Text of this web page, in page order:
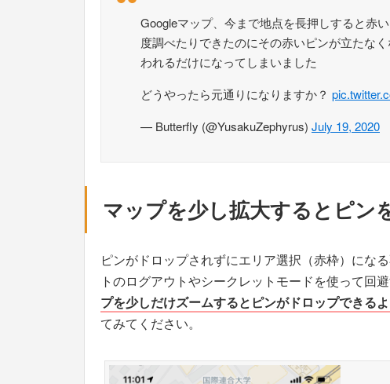
Googleマップ、今まで地点を長押しすると赤
度調べたりできたのにその赤いピンが立たな
われるだけになってしまいました
どうやったら元通りになりますか？
— Butterfly (@YusakuZephyrus) July 19, 2020
マップを少し拡大するとピン
ピンがドロップされずにエリア選択（赤枠）にな
トのログアウトやシークレットモードを使って回
プを少しだけズームするとピンがドロップできる
てみてください。